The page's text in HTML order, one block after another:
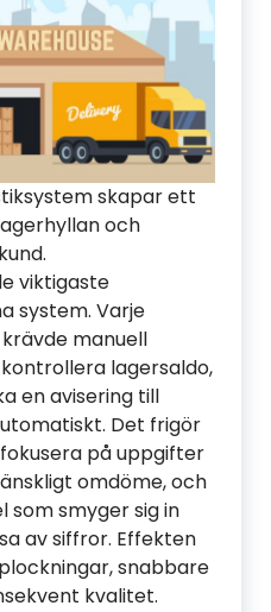
skapar ett
och
viktigaste
system. Varje
manuell
lagersaldo,
en avisering till
Det frigör
på uppgifter
omdöme, och
smyger sig in
av siffror. Effekten
snabbare
kvalitet.